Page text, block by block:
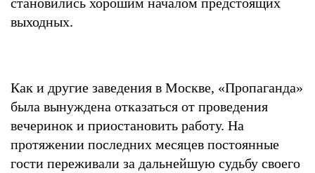
выходных.
Как и другие заведения в Москве, «Пропаганда»
была вынуждена отказаться от проведения
вечеринок и приостановить работу. На
протяжении последних месяцев постоянные
гости переживали за дальнейшую судьбу своего